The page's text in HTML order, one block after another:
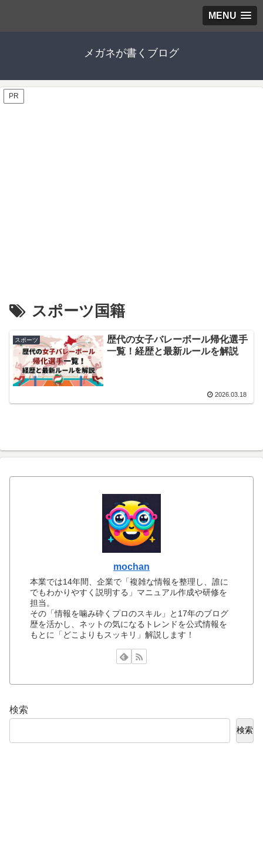
MENU
メガネが書くブログ
PR
スポーツ国籍
スポーツ
歴代の女子バレーボール帰化選手
一覧！経歴と最新ルールを解説
2026.03.18
mochan
本業では14年間、企業で「複雑な情報を整理し、誰に
でもわかりやすく説明する」マニュアル作成や研修を
担当。
その「情報を噛み砕くプロのスキル」と17年のブログ
歴を活かし、ネットの気になるトレンドを公式情報を
もとに「どこよりもスッキリ」解説します！
検索
検索